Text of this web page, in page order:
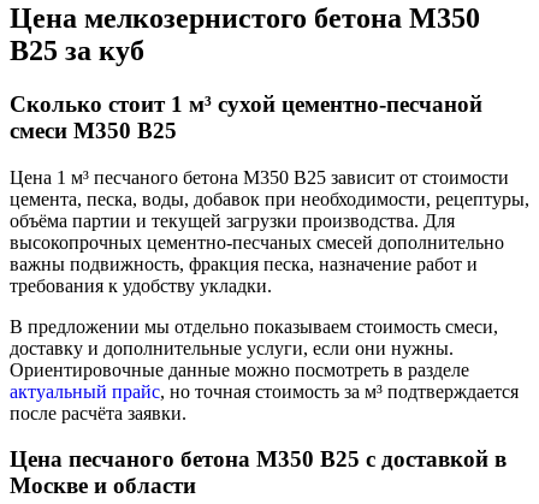
Цена мелкозернистого бетона М350
В25 за куб
Сколько стоит 1 м³ сухой цементно-песчаной
смеси М350 В25
Цена 1 м³ песчаного бетона М350 В25 зависит от стоимости
цемента, песка, воды, добавок при необходимости, рецептуры,
объёма партии и текущей загрузки производства. Для
высокопрочных цементно-песчаных смесей дополнительно
важны подвижность, фракция песка, назначение работ и
требования к удобству укладки.
В предложении мы отдельно показываем стоимость смеси,
доставку и дополнительные услуги, если они нужны.
Ориентировочные данные можно посмотреть в разделе
актуальный прайс, но точная стоимость за м³ подтверждается
после расчёта заявки.
Цена песчаного бетона М350 В25 с доставкой в
Москве и области